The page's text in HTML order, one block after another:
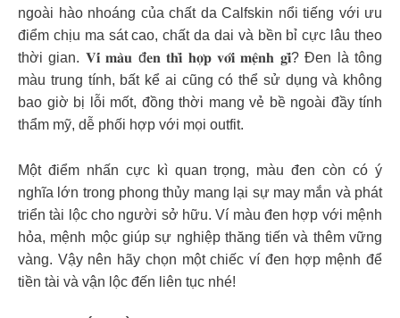
ngoài hào nhoáng của chất da Calfskin nổi tiếng với ưu
điểm chịu ma sát cao, chất da dai và bền bỉ cực lâu theo
thời gian. 𝐕𝐢́ 𝐦𝐚̀𝐮 đ𝐞𝐧 𝐭𝐡𝐢̀ 𝐡𝐨̛̣𝐩 𝐯𝐨̛́𝐢 𝐦𝐞̣̂𝐧𝐡 𝐠𝐢̀? Đen là tông
màu trung tính, bất kể ai cũng có thể sử dụng và không
bao giờ bị lỗi mốt, đồng thời mang vẻ bề ngoài đầy tính
thẩm mỹ, dễ phối hợp với mọi outfit.
Một điểm nhấn cực kì quan trọng, màu đen còn có ý
nghĩa lớn trong phong thủy mang lại sự may mắn và phát
triển tài lộc cho người sở hữu. Ví màu đen hợp với mệnh
hỏa, mệnh mộc giúp sự nghiệp thăng tiến và thêm vững
vàng. Vậy nên hãy chọn một chiếc ví đen hợp mệnh để
tiền tài và vận lộc đến liên tục nhé!